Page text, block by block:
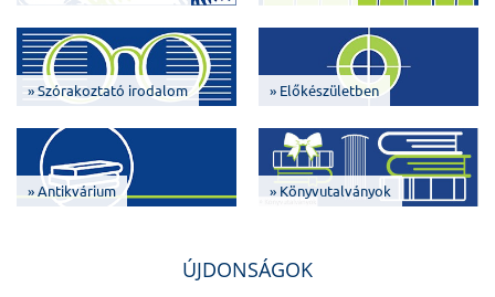
» Szórakoztató irodalom » Előkészületben
» Antikvárium » Könyvutalványok
ÚJDONSÁGOK